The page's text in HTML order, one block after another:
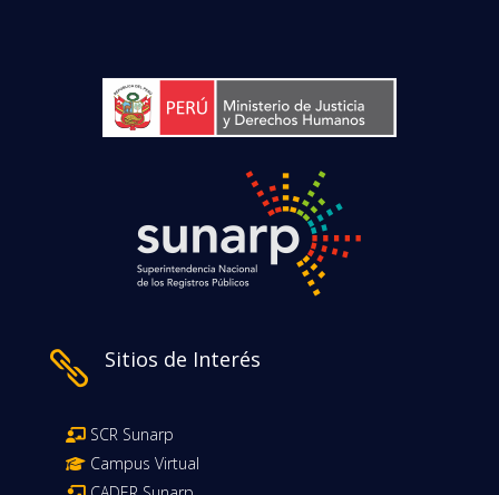
 Sitios de Interés
SCR Sunarp
Campus Virtual